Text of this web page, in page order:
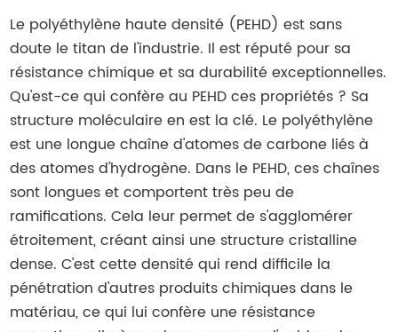
Le polyéthylène haute densité (PEHD) est sans
doute le titan de l'industrie. Il est réputé pour sa
résistance chimique et sa durabilité exceptionnelles.
Qu'est-ce qui confère au PEHD ces propriétés ? Sa
structure moléculaire en est la clé. Le polyéthylène
est une longue chaîne d'atomes de carbone liés à
des atomes d'hydrogène. Dans le PEHD, ces chaînes
sont longues et comportent très peu de
ramifications. Cela leur permet de s'agglomérer
étroitement, créant ainsi une structure cristalline
dense. C'est cette densité qui rend difficile la
pénétration d'autres produits chimiques dans le
matériau, ce qui lui confère une résistance